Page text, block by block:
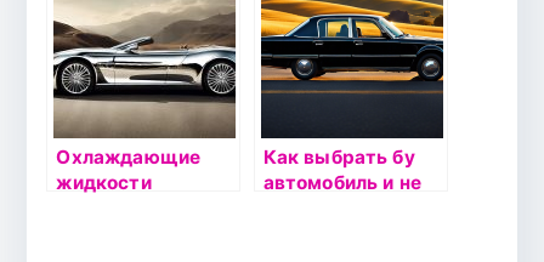
авто: полезные
советы
Экспертное
мнение
Охлаждающие
жидкости
Как выбрать бу
автомобиль и не